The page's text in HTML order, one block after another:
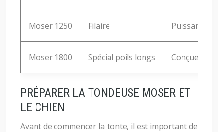
Moser 1250 Filaire Puissance
Moser 1800 Spécial poils longs Conçue
PRÉPARER LA TONDEUSE MOSER ET
LE CHIEN
Avant de commencer la tonte, il est important de